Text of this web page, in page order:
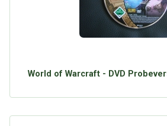
World of Warcraft - DVD